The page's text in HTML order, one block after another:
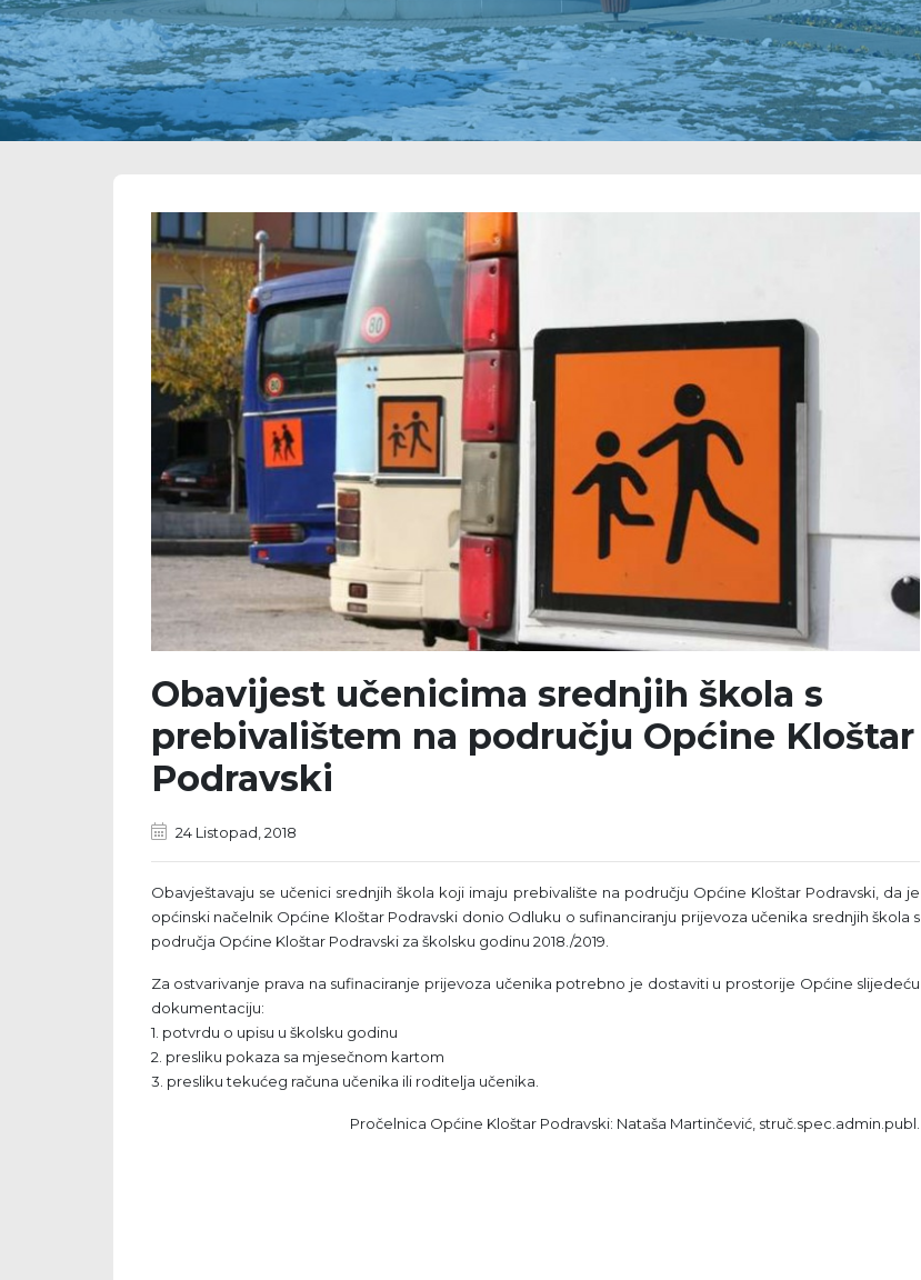
Obavijest učenicima srednjih škola s
prebivalištem na području Općine Kloštar
Podravski
24 Listopad, 2018
Obavještavaju se učenici srednjih škola koji imaju prebivalište na području Općine Kloštar Podravski, da je
općinski načelnik Općine Kloštar Podravski donio Odluku o sufinanciranju prijevoza učenika srednjih škola s
područja Općine Kloštar Podravski za školsku godinu 2018./2019.
Za ostvarivanje prava na sufinaciranje prijevoza učenika potrebno je dostaviti u prostorije Općine slijedeću
dokumentaciju:
1. potvrdu o upisu u školsku godinu
2. presliku pokaza sa mjesečnom kartom
3. presliku tekućeg računa učenika ili roditelja učenika.
Pročelnica Općine Kloštar Podravski: Nataša Martinčević, struč.spec.admin.publ.